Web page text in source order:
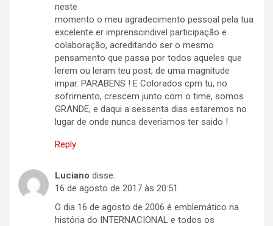
neste
momento o meu agradecimento pessoal pela tua
excelente er imprenscindivel participação e
colaboração, acreditando ser o mesmo
pensamento que passa por todos aqueles que
lerem ou leram teu post, de uma magnitude
impar. PARABENS ! E Colorados cpm tu, no
sofrimento, crescem junto com o time, somos
GRANDE, e daqui a sessenta dias estaremos no
lugar de onde nunca deveriamos ter saido !
Reply
Luciano disse:
16 de agosto de 2017 às 20:51
O dia 16 de agosto de 2006 é emblemático na
história do INTERNACIONAL e todos os